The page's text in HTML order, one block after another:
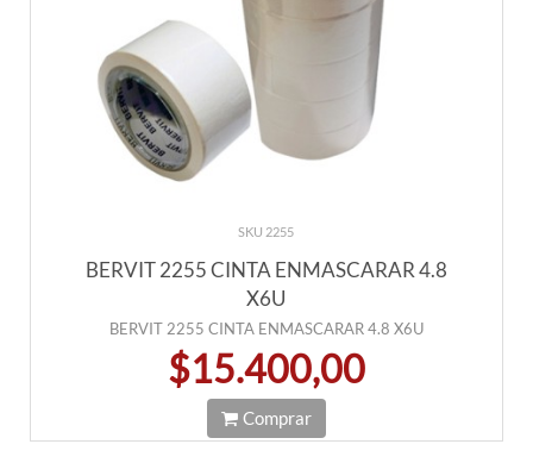
SKU 2255
BERVIT 2255 CINTA ENMASCARAR 4.8
X6U
BERVIT 2255 CINTA ENMASCARAR 4.8 X6U
$15.400,00
Comprar